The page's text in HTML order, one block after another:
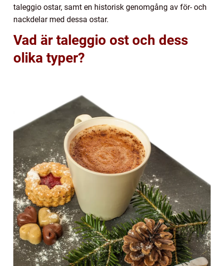
taleggio ostar, samt en historisk genomgång av för- och
nackdelar med dessa ostar.
Vad är taleggio ost och dess
olika typer?